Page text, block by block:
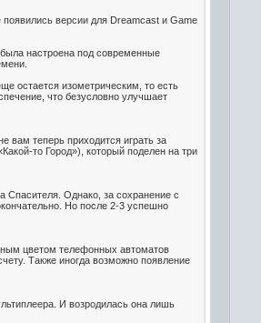
версии для Dreamcast и Game
настроена под современные
остается изометрическим, то есть
что безусловно улучшает
вам теперь приходится играть за
то Город»), который поделен на три
Спасителя. Однако, за сохранение с
Но после 2-3 успешно
цветом телефонных автоматов
Также иногда возможно появление
И возродилась она лишь